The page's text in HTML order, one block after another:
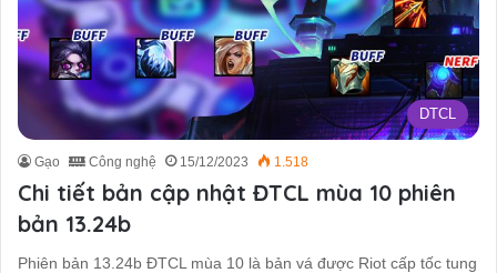
DTCL
Gạo Công nghệ 15/12/2023 1.518
Chi tiết bản cập nhật ĐTCL mùa 10 phiên
bản 13.24b
Phiên bản 13.24b ĐTCL mùa 10 là bản vá được Riot cấp tốc tung